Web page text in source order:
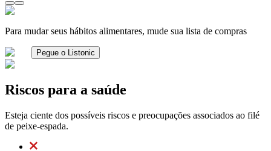
Para mudar seus hábitos alimentares, mude sua lista de compras
Pegue o Listonic
Riscos para a saúde
Esteja ciente dos possíveis riscos e preocupações associados ao filé
de peixe-espada.